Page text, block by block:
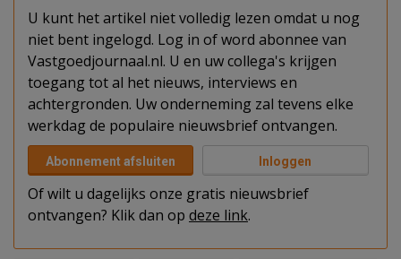
U kunt het artikel niet volledig lezen omdat u nog
niet bent ingelogd. Log in of word abonnee van
Vastgoedjournaal.nl. U en uw collega's krijgen
toegang tot al het nieuws, interviews en
achtergronden. Uw onderneming zal tevens elke
werkdag de populaire nieuwsbrief ontvangen.
Abonnement afsluiten Inloggen
Of wilt u dagelijks onze gratis nieuwsbrief
ontvangen? Klik dan op deze link.